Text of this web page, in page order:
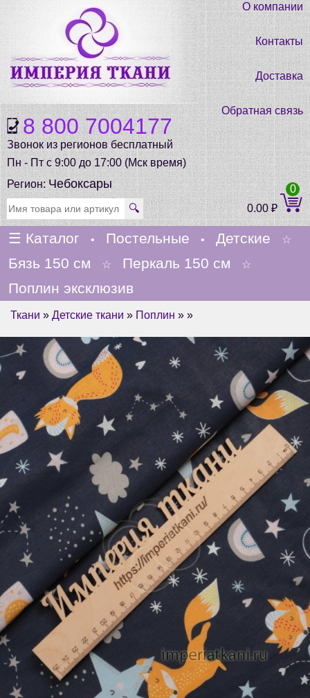
8 800 7004177
Звонок из регионов бесплатный
Пн - Пт с 9:00 до 17:00 (Мск время)
О компании
Контакты
Доставка
Обратная связь
Регион:Чебоксары
🔍 0.00₽
0
☰ Каталог • Постельные • Детские ☆
Бязь 150 см ☆ Перкаль 150 см ☆
Поплин эксклюзив
Ткани » Детские ткани » Поплин » »